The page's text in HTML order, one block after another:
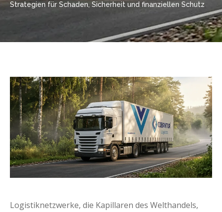
Strategien für Schaden, Sicherheit und finanziellen Schutz
Logistiknetzwerke, die Kapillaren des Welthandels,